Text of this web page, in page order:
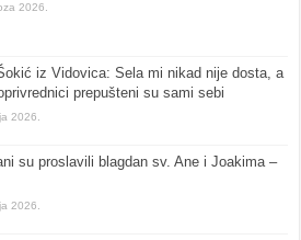
2026.
iz Vidovica: Sela mi nikad nije dosta, a
prepušteni su sami sebi
2026.
su proslavili blagdan sv. Ane i Joakima –
2026.